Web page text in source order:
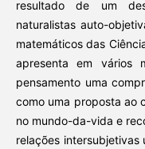
resultado de um
naturalistas auto-
matemáticos das
apresenta em vários
pensamento uma
como uma proposta ao
no mundo-da-vida e
relações